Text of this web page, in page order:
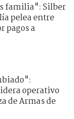
familia": Silber
pelea entre
pagos a
operativo
de Armas de